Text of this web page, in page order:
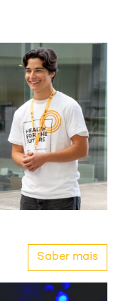
Saber mais